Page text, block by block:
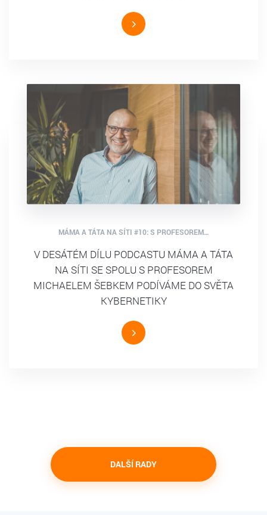
MÁMA A TÁTA NA SÍTI #10: S PROFESOREM…
V DESÁTÉM DÍLU PODCASTU MÁMA A TÁTA
NA SÍTI SE SPOLU S PROFESOREM
MICHAELEM ŠEBKEM PODÍVÁME DO SVĚTA
KYBERNETIKY
DALŠÍ RADY